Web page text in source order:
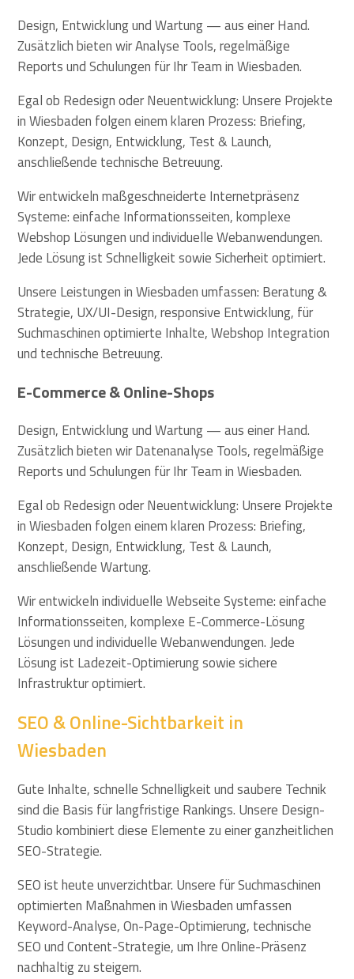
Design, Entwicklung und Wartung — aus einer Hand.
Zusätzlich bieten wir Analyse Tools, regelmäßige
Reports und Schulungen für Ihr Team in Wiesbaden.
Egal ob Redesign oder Neuentwicklung: Unsere Projekte
in Wiesbaden folgen einem klaren Prozess: Briefing,
Konzept, Design, Entwicklung, Test & Launch,
anschließende technische Betreuung.
Wir entwickeln maßgeschneiderte Internetpräsenz
Systeme: einfache Informationsseiten, komplexe
Webshop Lösungen und individuelle Webanwendungen.
Jede Lösung ist Schnelligkeit sowie Sicherheit optimiert.
Unsere Leistungen in Wiesbaden umfassen: Beratung &
Strategie, UX/UI-Design, responsive Entwicklung, für
Suchmaschinen optimierte Inhalte, Webshop Integration
und technische Betreuung.
E-Commerce & Online-Shops
Design, Entwicklung und Wartung — aus einer Hand.
Zusätzlich bieten wir Datenanalyse Tools, regelmäßige
Reports und Schulungen für Ihr Team in Wiesbaden.
Egal ob Redesign oder Neuentwicklung: Unsere Projekte
in Wiesbaden folgen einem klaren Prozess: Briefing,
Konzept, Design, Entwicklung, Test & Launch,
anschließende Wartung.
Wir entwickeln individuelle Webseite Systeme: einfache
Informationsseiten, komplexe E-Commerce-Lösung
Lösungen und individuelle Webanwendungen. Jede
Lösung ist Ladezeit-Optimierung sowie sichere
Infrastruktur optimiert.
SEO & Online-Sichtbarkeit in
Wiesbaden
Gute Inhalte, schnelle Schnelligkeit und saubere Technik
sind die Basis für langfristige Rankings. Unsere Design-
Studio kombiniert diese Elemente zu einer ganzheitlichen
SEO-Strategie.
SEO ist heute unverzichtbar. Unsere für Suchmaschinen
optimierten Maßnahmen in Wiesbaden umfassen
Keyword-Analyse, On-Page-Optimierung, technische
SEO und Content-Strategie, um Ihre Online-Präsenz
nachhaltig zu steigern.